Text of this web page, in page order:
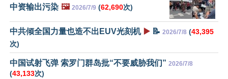
中资输出污染 🖼️ 2026/7/9 (62,690次)
中共倾全国力量也造不出EUV光刻机 ▶️ 📝 2026/7/8 (43,395
次)
中国试射飞弹 索罗门群岛批“不要威胁我们” 2026/7/8
(43,133次)